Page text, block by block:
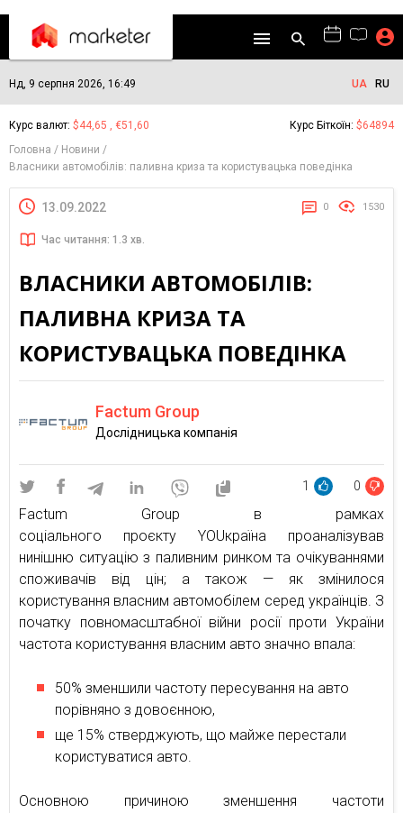
Нд, 9 серпня 2026, 16:49 UA RU
Курс валют: $44,65 , €51,60 Курс Біткоїн: $64894
Головна
Новини
Власники автомобілів: паливна криза та користувацька поведінка
13.09.2022 0 1530
Час читання: 1.3 хв.
ВЛАСНИКИ АВТОМОБІЛІВ:
ПАЛИВНА КРИЗА ТА
КОРИСТУВАЦЬКА ПОВЕДІНКА
Factum Group
Дослідницька компанія
1 0
Factum Group в рамках
соціального проєкту YOUкраїна проаналізував
нинішню ситуацію з паливним ринком та очікуваннями
споживачів від цін; а також — як змінилося
користування власним автомобілем серед українців. З
початку повномасштабної війни росії проти України
частота користування власним авто значно впала:
50% зменшили частоту пересування на авто
порівняно з довоєнною,
ще 15% стверджують, що майже перестали
користуватися авто.
Основною причиною зменшення частоти